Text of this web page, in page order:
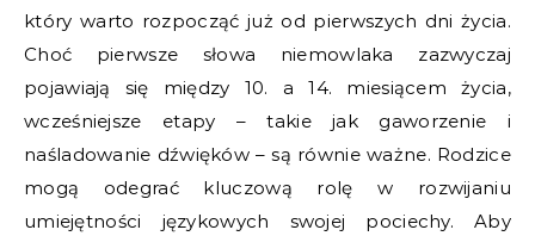
który warto rozpocząć już od pierwszych dni życia.
Choć pierwsze słowa niemowlaka zazwyczaj
pojawiają się między 10. a 14. miesiącem życia,
wcześniejsze etapy – takie jak gaworzenie i
naśladowanie dźwięków – są równie ważne. Rodzice
mogą odegrać kluczową rolę w rozwijaniu
umiejętności językowych swojej pociechy. Aby